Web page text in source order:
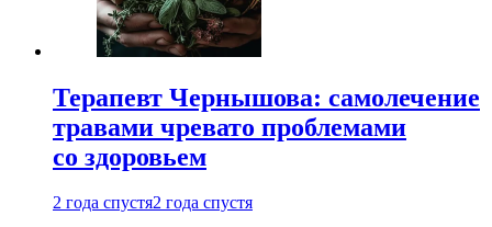
Терапевт Чернышова: самолечение
травами чревато проблемами
со здоровьем
2 года спустя2 года спустя